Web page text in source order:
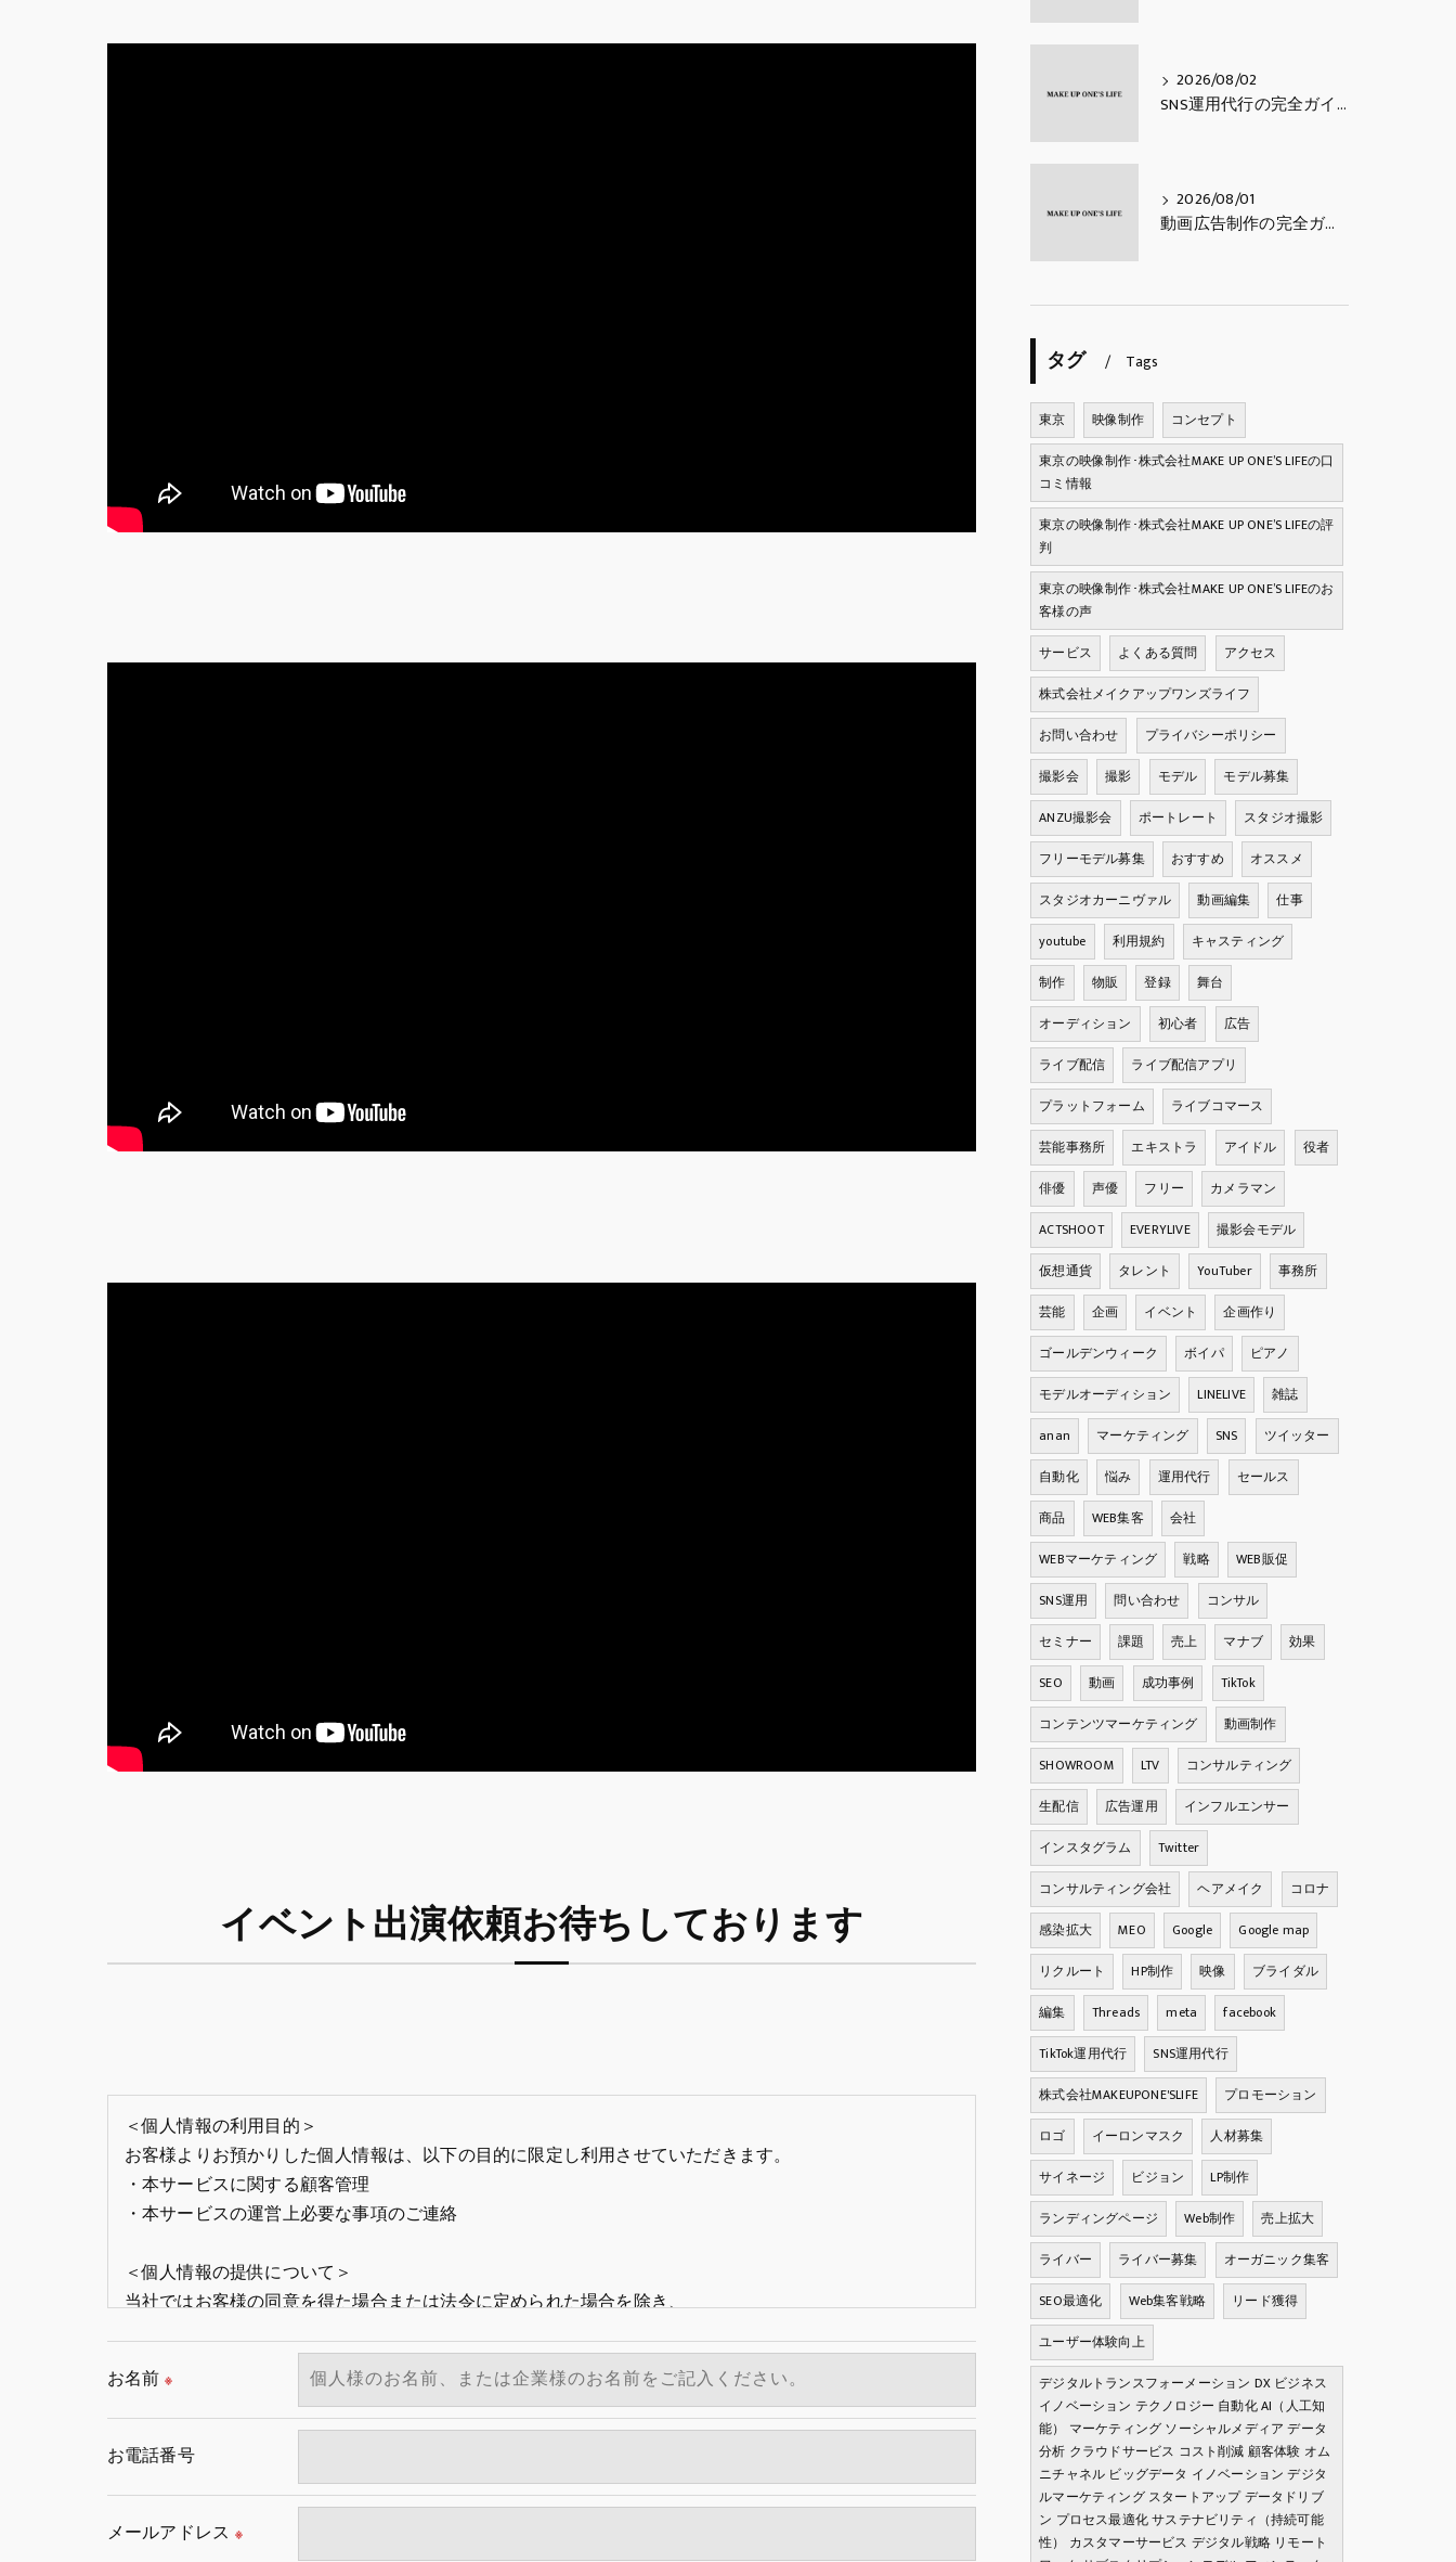
イベント出演依頼お待ちしております
＜個人情報の利用目的＞
お客様よりお預かりした個人情報は、以下の目的に限定し利用させていただきます。
・本サービスに関する顧客管理
・本サービスの運営上必要な事項のご連絡
＜個人情報の提供について＞
当社ではお客様の同意を得た場合または法令に定められた場合を除き、
＜個人情報の委託について＞
当社では、利用目的の達成に必要な範囲において、個人情報を外部に委託する場合があります。
これらの委託先に対しては個人情報保護契約等の措置をとり、適切な監督を行います。
＜個人情報の安全管理＞
当社では、個人情報の漏洩等がなされないよう、適切に安全管理対策を実施します。
お名前 ※
お電話番号
メールアドレス ※
2026/08/02
SNS運用代行の完全ガイド｜費用相場・業務内容・会社の選び方【2026年最新】
2026/08/01
動画広告制作の完全ガイド｜費用相場・種類・進め方・成果を出すコツ【2026年最新】
タグ Tags
東京 映像制作
コンセプト
東京の映像制作･株式会社MAKE UP ONE’S LIFEの口
コミ情報
東京の映像制作･株式会社MAKE UP ONE’S LIFEの評
判
東京の映像制作･株式会社MAKE UP ONE’S LIFEのお
客様の声
サービス
よくある質問
アクセス
株式会社メイクアップワンズライフ
お問い合わせ
プライバシーポリシー
撮影会
撮影 モデル
モデル募集
ANZU撮影会
ポートレート
スタジオ撮影
フリーモデル募集
おすすめ
オススメ
スタジオカーニヴァル
動画編集
仕事
youtube
利用規約
キャスティング
制作
物販 登録
舞台
オーディション
初心者
広告
ライブ配信
ライブ配信アプリ
プラットフォーム
ライブコマース
芸能事務所
エキストラ アイドル
役者
俳優
声優 フリー
カメラマン
ACTSHOOT
EVERYLIVE
撮影会モデル
仮想通貨
タレント YouTuber
事務所
芸能
企画 イベント
企画作り
ゴールデンウィーク
ボイパ
ピアノ
モデルオーディション
LINELIVE
雑誌
anan
マーケティング SNS
ツイッター
自動化
悩み 運用代行
セールス
商品
WEB集客
会社
WEBマーケティング
戦略
WEB販促
SNS運用
問い合わせ
コンサル
セミナー
課題 売上 マナブ
効果
SEO
動画 成功事例
TikTok
コンテンツマーケティング
動画制作
SHOWROOM
LTV
コンサルティング
生配信
広告運用
インフルエンサー
インスタグラム
Twitter
コンサルティング会社
ヘアメイク
コロナ
感染拡大
MEO Google
Google map
リクルート
HP制作 映像
ブライダル
編集
Threads meta
facebook
TikTok運用代行
SNS運用代行
株式会社MAKEUPONE'SLIFE
プロモーション
ロゴ
イーロンマスク
人材募集
サイネージ
ビジョン
LP制作
ランディングページ
Web制作
売上拡大
ライバー
ライバー募集
オーガニック集客
SEO最適化
Web集客戦略
リード獲得
ユーザー体験向上
デジタルトランスフォーメーション DX ビジネス
イノベーション テクノロジー 自動化 AI（人工知
能） マーケティング ソーシャルメディア データ
分析 クラウドサービス コスト削減 顧客体験 オム
ニチャネル ビッグデータ イノベーション デジタ
ルマーケティング スタートアップ データドリブ
ン プロセス最適化 サステナビリティ（持続可能
性） カスタマーサービス デジタル戦略 リモート